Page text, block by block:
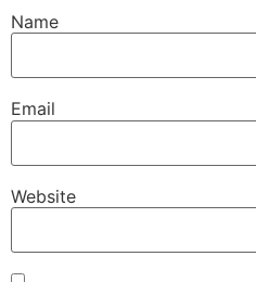
Name
Email
Website